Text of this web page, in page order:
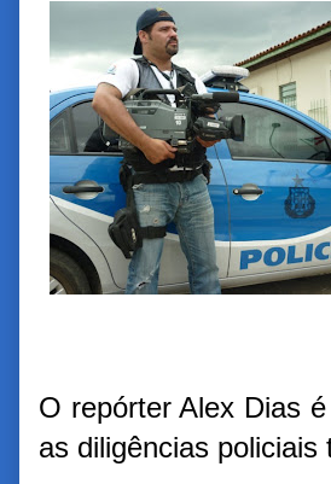
O repórter Alex Dias
as diligências